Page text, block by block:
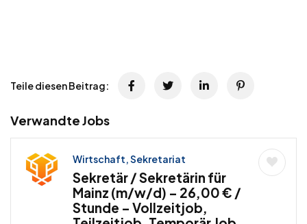
Teile diesen Beitrag:
Verwandte Jobs
Wirtschaft, Sekretariat
Sekretär / Sekretärin für
Mainz (m/w/d) – 26,00 € /
Stunde – Vollzeitjob,